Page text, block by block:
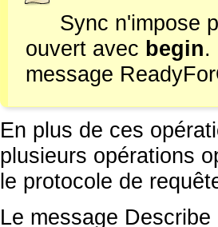
Sync n'impose
ouvert avec begin.
message
En plus de ces
plusieurs opérations
le protocole de
Le message